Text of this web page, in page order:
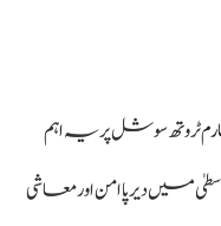
ٹروتھ سوشل پر یہ اہم
میں دیرپا امن اور معاشی